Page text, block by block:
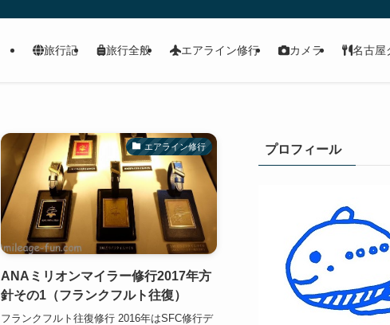
旅行記 旅行全般 エアライン修行 カメラ 名古屋
エアライン修行
ANAミリオンマイラー修行2017年方
針その1（フランクフルト往復）
フランクフルト往復修行 2016年はSFC修行デ
プロフィール